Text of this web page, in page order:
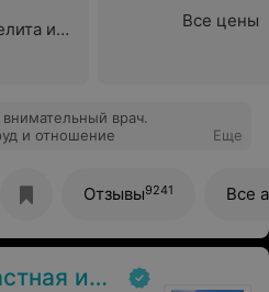
и
Все цены
врач.
и отношение
Еще
Отзывы9241 Все
больница